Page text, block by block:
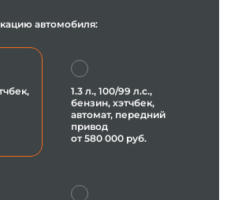
автомобиля:
1.3 л., 100/99 л.с.,
бензин, хэтчбек,
автомат, передний
привод
от 580 000 руб.